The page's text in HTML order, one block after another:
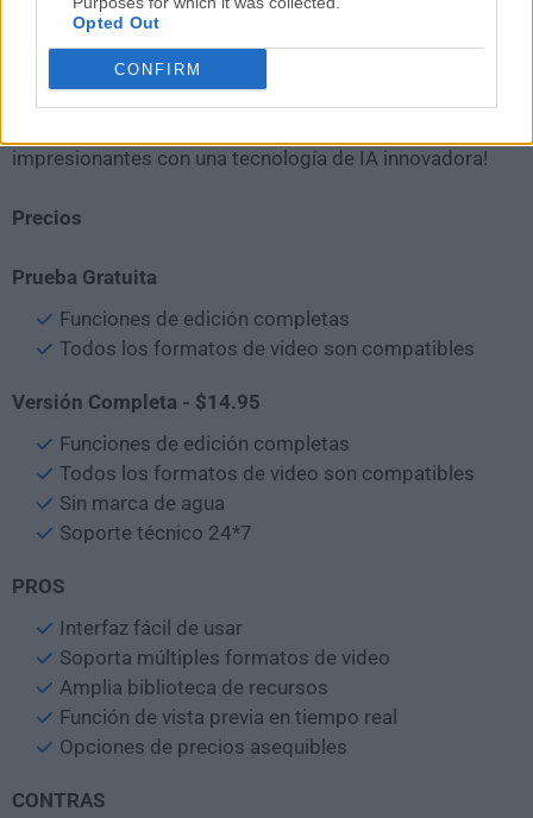
Opted Out
CONFIRM
Adobe Premiere Pro- Un software de edición de video
con todas las funciones de la famosa suite Adobe
Creative Cloud.
impresionantes con una tecnología de IA innovadora!
Precios
Prueba Gratuita
Funciones de edición completas
Todos los formatos de video son compatibles
Versión Completa - $14.95
Funciones de edición completas
Todos los formatos de video son compatibles
Sin marca de agua
Soporte técnico 24*7
PROS
Interfaz fácil de usar
Soporta múltiples formatos de video
Amplia biblioteca de recursos
Función de vista previa en tiempo real
Opciones de precios asequibles
CONTRAS